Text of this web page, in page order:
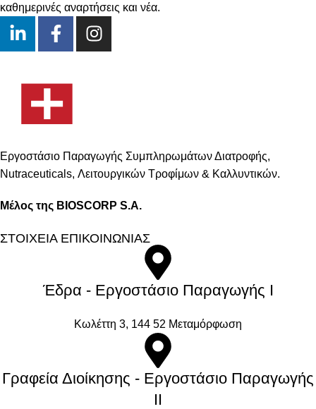
καθημερινές αναρτήσεις και νέα.
Εργοστάσιο Παραγωγής Συμπληρωμάτων Διατροφής,
Νutraceuticals, Λειτουργικών Τροφίμων & Καλλυντικών.
Μέλος της BIOSCORP S.A.
ΣΤΟΙΧΕΙΑ ΕΠΙΚΟΙΝΩΝΙΑΣ
Έδρα - Εργοστάσιο Παραγωγής Ι
Kωλέττη 3, 144 52 Μεταμόρφωση
Γραφεία Διοίκησης - Εργοστάσιο Παραγωγής
ΙΙ